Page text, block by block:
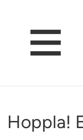
Hoppla!